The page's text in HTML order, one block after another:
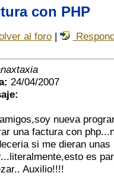
con PHP
al foro|
24/04/2007
nueva
una factura con
si me dieran
es
Auxilio!!!!